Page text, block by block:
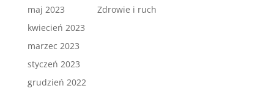
maj 2023
kwiecień 2023
marzec 2023
styczeń 2023
grudzień 2022
Zdrowie i ruch